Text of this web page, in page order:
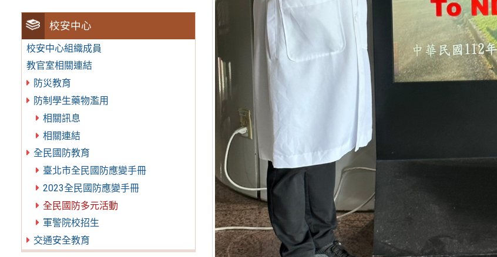
校安中心
校安中心組織成員
教官室相關連結
防災教育
防制學生藥物濫用
相關訊息
相關連結
全民國防教育
臺北市全民國防應變手冊
2023全民國防應變手冊
全民國防多元活動
軍警院校招生
交通安全教育